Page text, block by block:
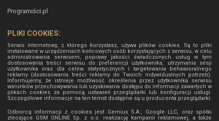
Programiści.pl
PLIKI COOKIES:
Serwis internetowy, z którego korzystasz, używa plików cookies. Są to pliki
instalowane w urządzeniach końcowych osób korzystających z serwisu, w celu
administrowania serwisem, poprawy jakości świadczonych usług w tym
dostosowania treści serwisu do preferencji użytkownika, utrzymania sesji
użytkownika oraz dla celów statystycznych i targetowania behawioralnego
reklamy (dostosowania treści reklamy do Twoich indywidualnych potrzeb).
Informujemy, że istnieje możliwość określenia przez użytkownika serwisu
warunków przechowywania lub uzyskiwania dostępu do informacji zawartych w
plikach cookies za pomocą ustawień przeglądarki lub konfiguracji usługi.
Szczegółowe informacje na ten temat dostępne są u producenta przeglądarki.
Odbiorcą informacji z cookies jest Gemius S.A., Google LLC, oraz spółki
zlecające GSM ONLINE Sp. z o.o. realizację kampanii reklamowej, a także